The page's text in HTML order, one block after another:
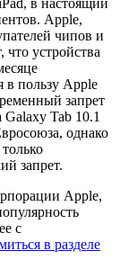
Apple,
чипов и
что устройства
в пользу Apple
запрет
Tab 10.1
однако
только
запрет.
Apple,
с
в разделе